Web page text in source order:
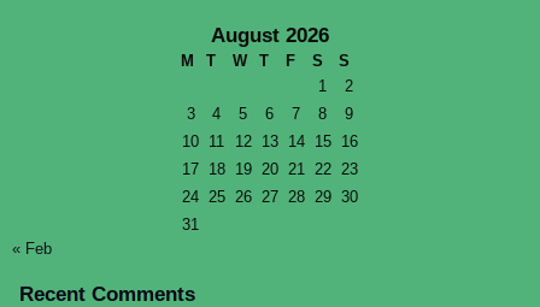
August 2026
M T W T F S
S
1
2
3
4 5 6 7 8
9
10 11 12 13 14 15
16
17 18 19 20 21 22
23
24 25 26 27 28 29 30
31
« Feb
Recent Comments